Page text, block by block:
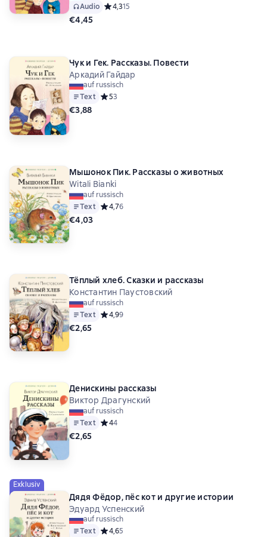
Audio Средний рейтинг 4,3 на основе 15 оценок
4,315
€4,45
Чук и Гек. Рассказы. Повести
Аркадий Гайдар
auf russisch
Text Средний рейтинг 5 на основе 3 оценок
53
€3,88
Мышонок Пик. Рассказы о животных
Witali Bianki
auf russisch
Text Средний рейтинг 4,7 на основе 6 оценок
4,76
€4,03
Тёплый хлеб. Сказки и рассказы
Константин Паустовский
auf russisch
Text Средний рейтинг 4,9 на основе 9 оценок
4,99
€2,65
Денискины рассказы
Виктор Драгунский
auf russisch
Text Средний рейтинг 4 на основе 4 оценок
44
€2,65
Exklusiv
Дядя Фёдор, пёс кот и другие истории
Эдуард Успенский
auf russisch
Text Средний рейтинг 4,6 на основе 5 оценок
4,65